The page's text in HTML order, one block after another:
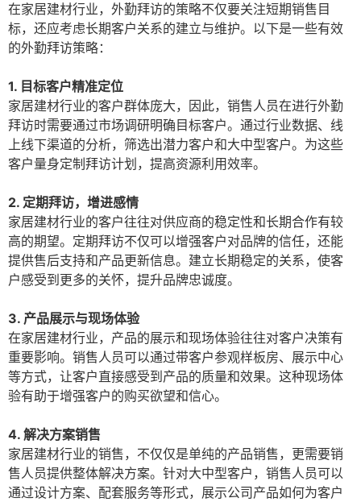
在家居建材行业，外勤拜访的策略不仅要关注短期销售目
标，还应考虑长期客户关系的建立与维护。以下是一些有效
的外勤拜访策略：
1. 目标客户精准定位
家居建材行业的客户群体庞大，因此，销售人员在进行外勤
拜访时需要通过市场调研明确目标客户。通过行业数据、线
上线下渠道的分析，筛选出潜力客户和大中型客户。为这些
客户量身定制拜访计划，提高资源利用效率。
2. 定期拜访，增进感情
家居建材行业的客户往往对供应商的稳定性和长期合作有较
高的期望。定期拜访不仅可以增强客户对品牌的信任，还能
提供售后支持和产品更新信息。建立长期稳定的关系，使客
户感受到更多的关怀，提升品牌忠诚度。
3. 产品展示与现场体验
在家居建材行业，产品的展示和现场体验往往对客户决策有
重要影响。销售人员可以通过带客户参观样板房、展示中心
等方式，让客户直接感受到产品的质量和效果。这种现场体
验有助于增强客户的购买欲望和信心。
4. 解决方案销售
家居建材行业的销售，不仅仅是单纯的产品销售，更需要销
售人员提供整体解决方案。针对大中型客户，销售人员可以
通过设计方案、配套服务等形式，展示公司产品如何为客户